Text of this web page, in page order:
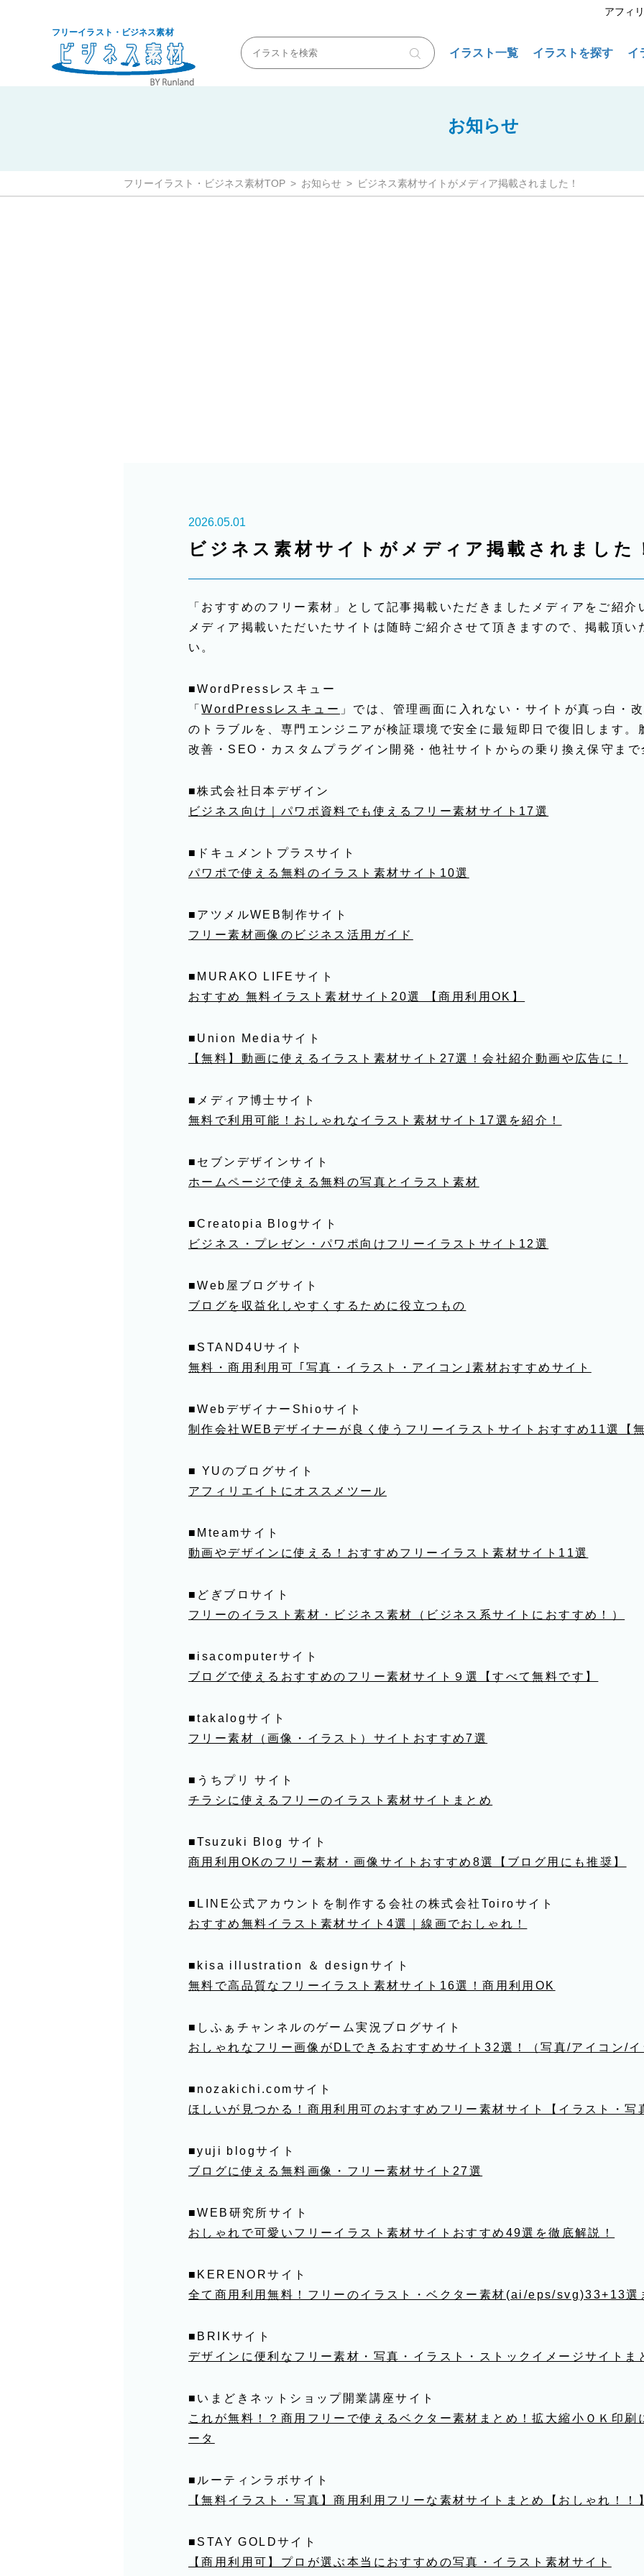
アフィ
フリーイラスト・ビジネス素材
イラスト一覧 イラストを探す イ
お知らせ
フリーイラスト・ビジネス素材TOP お知らせ ビジネス素材サイトがメディア掲載されました！
2026.05.01
ビジネス素材サイトがメディア掲載されました
「おすすめのフリー素材」として記事掲載いただきましたメディアをご紹介
メディア掲載いただいたサイトは随時ご紹介させて頂きますので、掲載頂い
い。
■WordPressレスキュー
「WordPressレスキュー 」では、管理画面に入れない・サイトが真っ白・
のトラブルを、専門エンジニアが検証環境で安全に最短即日 で復旧します。
改善・SEO・カスタムプラグイン開発・他社サイトからの乗り換え保守まで
■株式会社日本デザイン
ビジネス向け｜パワポ資料でも使えるフリー素材サイト17選
■ドキュメントプラスサイト
パワポで使える無料のイラスト素材サイト10選
■アツメルWEB制作サイト
フリー素材画像のビジネス活用ガイド
■MURAKO LIFEサイト
おすすめ 無料イラスト素材サイト20選 【商用利用OK】
■Union Mediaサイト
【無料】動画に使えるイラスト素材サイト27選！会社紹介動画や広告に！
■メディア博士サイト
無料で利用可能！おしゃれなイラスト素材サイト17選を紹介！
■セブンデザインサイト
ホームページで使える無料の写真とイラスト素材
■Creatopia Blogサイト
ビジネス・プレゼン・パワポ向けフリーイラストサイト12選
■Web屋ブログサイト
ブログを収益化しやすくするために役立つもの
■STAND4Uサイト
無料・商用利用可 ｢写真・イラスト・アイコン｣素材おすすめサイト
■WebデザイナーShioサイト
制作会社WEBデザイナーが良く使うフリーイラストサイトおすすめ11選【
■ YUのブログサイト
アフィリエイトにオススメツール
■Mteamサイト
動画やデザインに使える！おすすめフリーイラスト素材サイト11選
■どぎブロサイト
フリーのイラスト素材・ビジネス素材（ビジネス系サイトにおすすめ！）
■isacomputerサイト
ブログで使えるおすすめのフリー素材サイト９選【すべて無料です】
■takalogサイト
フリー素材（画像・イラスト）サイトおすすめ7選
■うちプリ サイト
チラシに使えるフリーのイラスト素材サイトまとめ
■Tsuzuki Blog サイト
商用利用OKのフリー素材・画像サイトおすすめ8選【ブログ用にも推奨】
■LINE公式アカウントを制作する会社の株式会社Toiroサイト
おすすめ無料イラスト素材サイト4選｜線画でおしゃれ！
■kisa illustration ＆ designサイト
無料で高品質なフリーイラスト素材サイト16選！商用利用OK
■しふぁチャンネルのゲーム実況ブログサイト
おしゃれなフリー画像がDLできるおすすめサイト32選！（写真/アイコン/イ
■nozakichi.comサイト
ほしいが見つかる！商用利用可のおすすめフリー素材サイト【イラスト・写
■yuji blogサイト
ブログに使える無料画像・フリー素材サイト27選
■WEB研究所サイト
おしゃれで可愛いフリーイラスト素材サイトおすすめ49選を徹底解説！
■KERENORサイト
全て商用利用無料！フリーのイラスト・ベクター素材(ai/eps/svg)33+13選
■BRIKサイト
デザインに便利なフリー素材・写真・イラスト・ストックイメージサイトま
■いまどきネットショップ開業講座サイト
これが無料！？商用フリーで使えるベクター素材まとめ！拡大縮小ＯＫ印刷
ータ
■ルーティンラボサイト
【無料イラスト・写真】商用利用フリーな素材サイトまとめ【おしゃれ！！
■STAY GOLDサイト
【商用利用可】プロが選ぶ本当におすすめの写真・イラスト素材サイト